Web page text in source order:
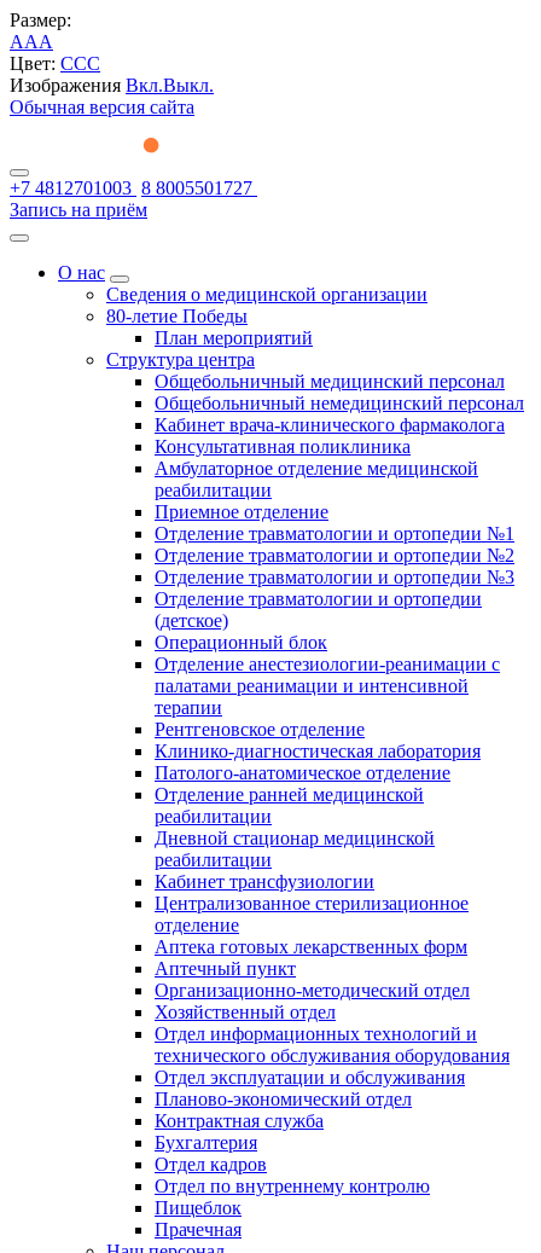
Размер:
AAA
Цвет: CCC
Изображения Вкл.Выкл.
Обычная версия сайта
+7 4812701003 8 8005501727
Запись на приём
О нас
Сведения о медицинской организации
80-летие Победы
План мероприятий
Структура центра
Общебольничный медицинский персонал
Общебольничный немедицинский персонал
Кабинет врача-клинического фармаколога
Консультативная поликлиника
Амбулаторное отделение медицинской
реабилитации
Приемное отделение
Отделение травматологии и ортопедии №1
Отделение травматологии и ортопедии №2
Отделение травматологии и ортопедии №3
Отделение травматологии и ортопедии
(детское)
Операционный блок
Отделение анестезиологии-реанимации с
палатами реанимации и интенсивной
терапии
Рентгеновское отделение
Клинико-диагностическая лаборатория
Патолого-анатомическое отделение
Отделение ранней медицинской
реабилитации
Дневной стационар медицинской
реабилитации
Кабинет трансфузиологии
Централизованное стерилизационное
отделение
Аптека готовых лекарственных форм
Аптечный пункт
Организационно-методический отдел
Хозяйственный отдел
Отдел информационных технологий и
технического обслуживания оборудования
Отдел эксплуатации и обслуживания
Планово-экономический отдел
Контрактная служба
Бухгалтерия
Отдел кадров
Отдел по внутреннему контролю
Пищеблок
Прачечная